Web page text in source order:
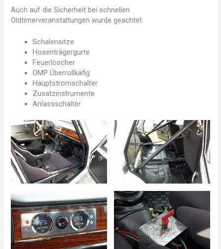
Auch auf die Sicherheit bei schnellen
Oldtimerveranstaltungen wurde geachtet
Schalensitze
Hosenträgergurte
Feuerlöscher
OMP Überrollkäfig
Hauptstromschalter
Zusatzinstrumente
Anlassschalter